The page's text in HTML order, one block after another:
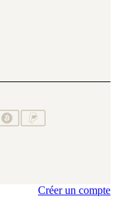
Créer un compte